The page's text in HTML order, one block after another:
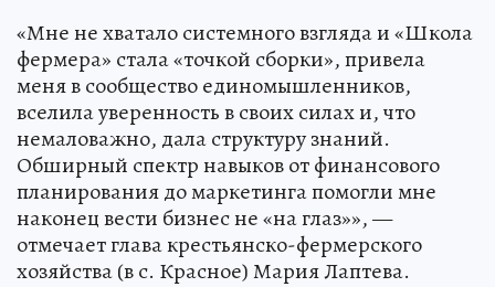
«Мне не хватало системного взгляда и «Школа
фермера» стала «точкой сборки», привела
меня в сообщество единомышленников,
вселила уверенность в своих силах и, что
немаловажно, дала структуру знаний.
Обширный спектр навыков от финансового
планирования до маркетинга помогли мне
наконец вести бизнес не «на глаз»», —
отмечает глава крестьянско-фермерского
хозяйства (в с. Красное) Мария Лаптева.